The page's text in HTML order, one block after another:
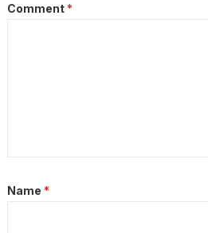
Comment *
Name *